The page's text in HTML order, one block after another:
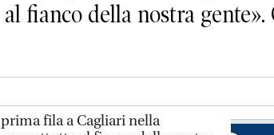
fianco della nostra gente».
fila a Cagliari nella